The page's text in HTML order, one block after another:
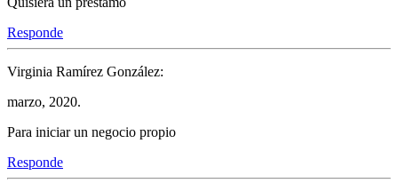
Responde
Virginia Ramírez González:
marzo, 2020.
Para iniciar un negocio propio
Responde